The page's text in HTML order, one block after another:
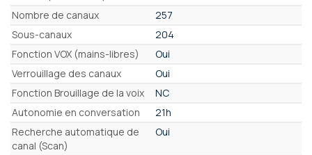
Nombre de canaux
257
Sous-canaux
204
Fonction VOX (mains-libres)
Oui
Verrouillage des canaux
Oui
Fonction Brouillage de la voix
NC
Autonomie en conversation
21h
Recherche automatique de
canal (Scan)
Oui